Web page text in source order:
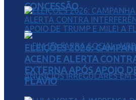
CONCESSÃO
ELEIÇÕES 2026:
ACENDE ALERTA
EXTERNA APÓS APOIO
FLÁVIO